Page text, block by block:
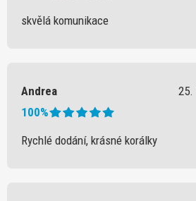
skvělá komunikace
Andrea
25.
100%
Rychlé dodání, krásné korálky